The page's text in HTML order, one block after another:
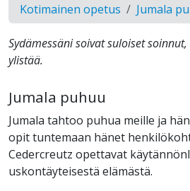
Kotimainen opetus Jumala
Sydämessäni soivat suloiset
ylistää.
Jumala puhuu
Jumala tahtoo puhua meille ja
opit tuntemaan hänet
Cedercreutz opettavat
uskontäyteisestä elämästä.